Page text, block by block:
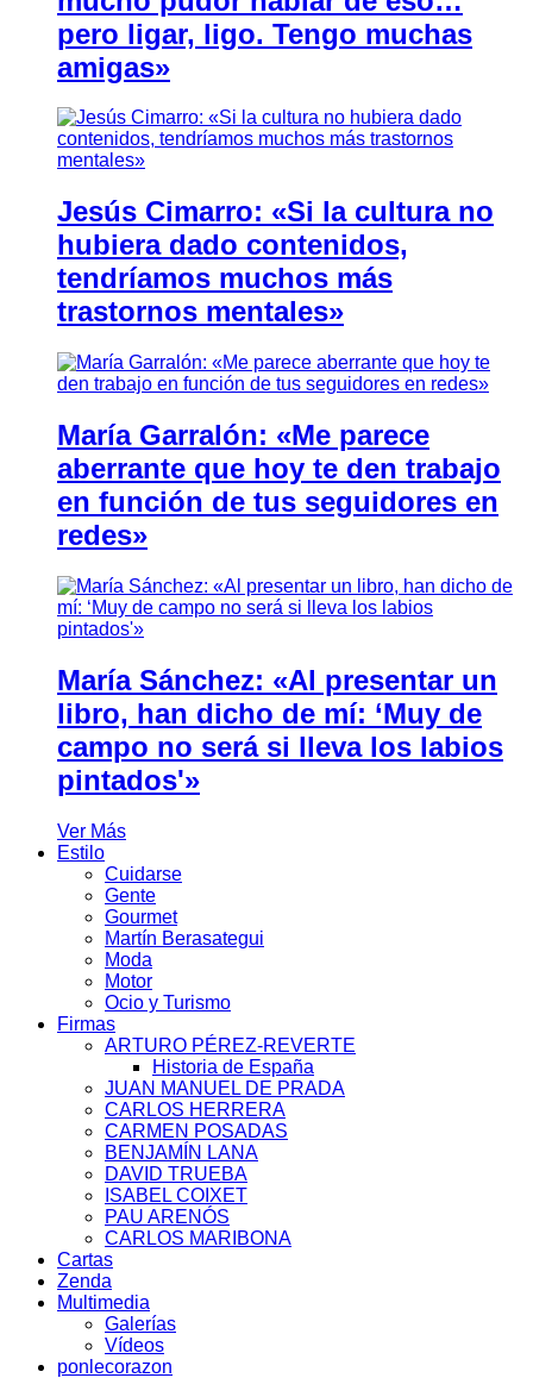
pero ligar, ligo. Tengo muchas
amigas»
Jesús Cimarro: «Si la cultura no
hubiera dado contenidos,
tendríamos muchos más
trastornos mentales»
María Garralón: «Me parece
aberrante que hoy te den trabajo
en función de tus seguidores en
redes»
María Sánchez: «Al presentar un
libro, han dicho de mí: ‘Muy de
campo no será si lleva los labios
pintados'»
Ver Más
Estilo
Cuidarse
Gente
Gourmet
Martín Berasategui
Moda
Motor
Ocio y Turismo
Firmas
ARTURO PÉREZ-REVERTE
Historia de España
JUAN MANUEL DE PRADA
CARLOS HERRERA
CARMEN POSADAS
BENJAMÍN LANA
DAVID TRUEBA
ISABEL COIXET
PAU ARENÓS
CARLOS MARIBONA
Cartas
Zenda
Multimedia
Galerías
Vídeos
ponlecorazon